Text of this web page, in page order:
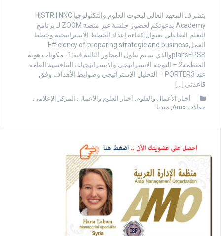
يتشرف المعهد العالي لبحوث العلوم والتكنولوجيا HISTR | NNC
Academy بدعوتكم لحضور جلسة عبر منصة ZOOM لـ برنامج
التعلم التفاعلي بعنوان:كفاءة إعداد الخطط الإستراتيجية وخطط
العملEfficiency of preparing strategic and business
plansEPSBوالذي سيتم تناول المحاور التالية فيه:1- مكونات هوية
المنظمة2 – التوجه الاستراتيجي والاستراتيجيات التنافسية العامة
عند PORTER3 – التحليل الاستراتيجي وضوابط الأهداف وفق
قاعدتي […]
أخبار الأعمال والعلوم, أخبار العلوم والأعمال , المركز الإعلامي ,
مقالات Amo
, ميديا